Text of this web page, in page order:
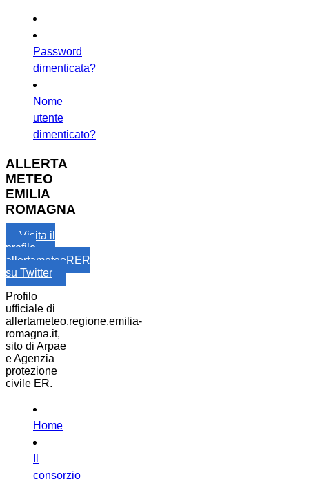
Password
dimenticata?
Nome
utente
dimenticato?
ALLERTA
METEO
EMILIA
ROMAGNA
Visita il
profilo
allertameteoRER
su Twitter
Profilo
ufficiale di
allertameteo.regione.emilia-
romagna.it,
sito di Arpae
e Agenzia
protezione
civile ER.
Home
consorzio